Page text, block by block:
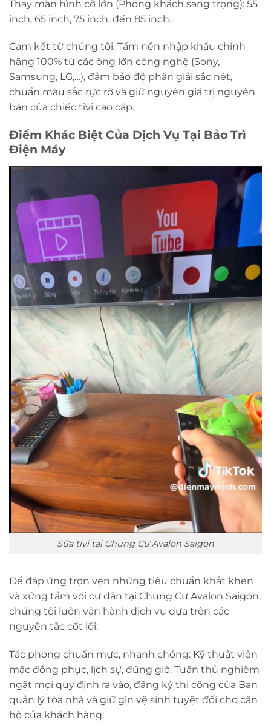
Thay màn hình cỡ lớn (Phòng khách sang trọng): 55
inch, 65 inch, 75 inch, đến 85 inch.
Cam kết từ chúng tôi: Tấm nền nhập khẩu chính
hãng 100% từ các ông lớn công nghệ (Sony,
Samsung, LG,…), đảm bảo độ phân giải sắc nét,
chuẩn màu sắc rực rỡ và giữ nguyên giá trị nguyên
bản của chiếc tivi cao cấp.
Điểm Khác Biệt Của Dịch Vụ Tại Bảo Trì
Điện Máy
Sửa tivi tại Chung Cư Avalon Saigon
Để đáp ứng trọn vẹn những tiêu chuẩn khắt khen
và xứng tầm với cư dân tại Chung Cư Avalon Saigon,
chúng tôi luôn vận hành dịch vụ dựa trên các
nguyên tắc cốt lõi:
Tác phong chuẩn mực, nhanh chóng: Kỹ thuật viên
mặc đồng phục, lịch sự, đúng giờ. Tuân thủ nghiêm
ngặt mọi quy định ra vào, đăng ký thi công của Ban
quản lý tòa nhà và giữ gìn vệ sinh tuyệt đối cho căn
hộ của khách hàng.